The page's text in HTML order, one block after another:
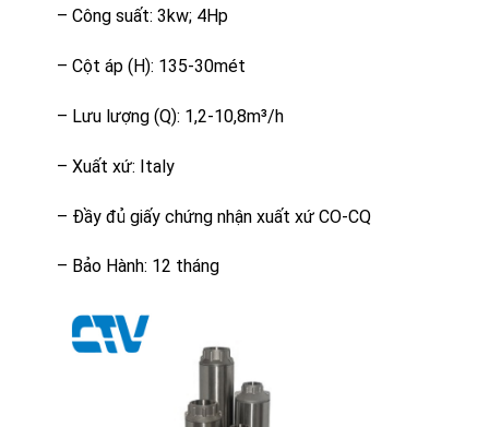
– Công suất: 3kw; 4Hp
– Cột áp (H): 135-30mét
– Lưu lượng (Q): 1,2-10,8m³/h
– Xuất xứ: Italy
– Đầy đủ giấy chứng nhận xuất xứ CO-CQ
– Bảo Hành: 12 tháng